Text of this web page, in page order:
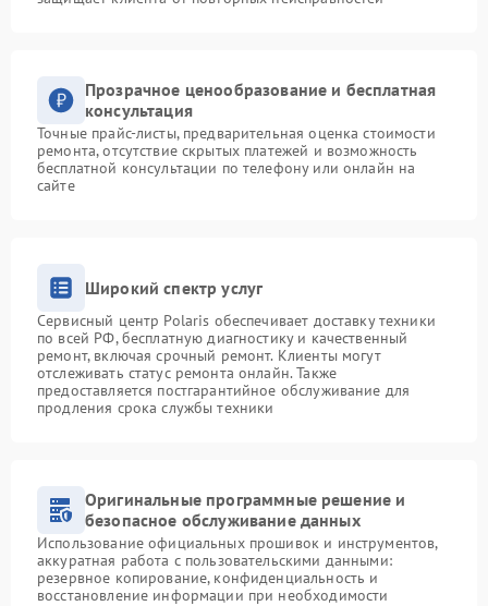
Прозрачное ценообразование и бесплатная
консультация
Точные прайс-листы, предварительная оценка стоимости
ремонта, отсутствие скрытых платежей и возможность
бесплатной консультации по телефону или онлайн на
сайте
Широкий спектр услуг
Сервисный центр Polaris обеспечивает доставку техники
по всей РФ, бесплатную диагностику и качественный
ремонт, включая срочный ремонт. Клиенты могут
отслеживать статус ремонта онлайн. Также
предоставляется постгарантийное обслуживание для
продления срока службы техники
Оригинальные программные решение и
безопасное обслуживание данных
Использование официальных прошивок и инструментов,
аккуратная работа с пользовательскими данными:
резервное копирование, конфиденциальность и
восстановление информации при необходимости